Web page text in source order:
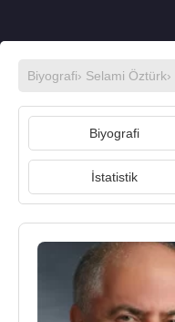
Biyografi› Selami Öztürk›
Biyografi
İstatistik